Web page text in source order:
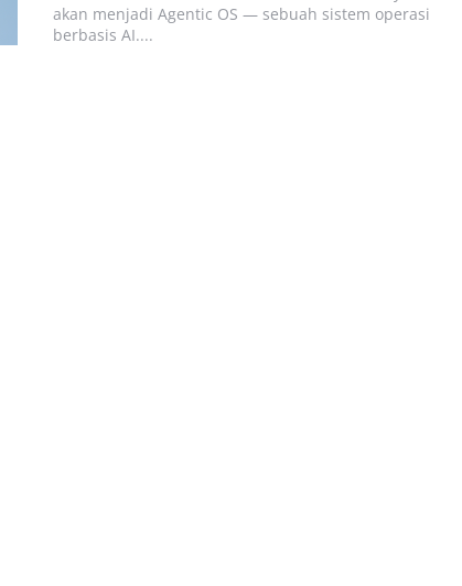
akan menjadi Agentic OS — sebuah sistem operasi
berbasis AI....